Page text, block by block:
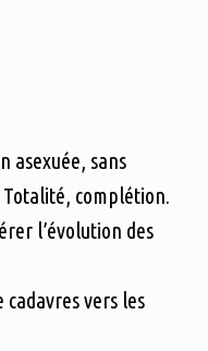
asexuée, sans
Totalité, complétion.
l’évolution des
cadavres vers les